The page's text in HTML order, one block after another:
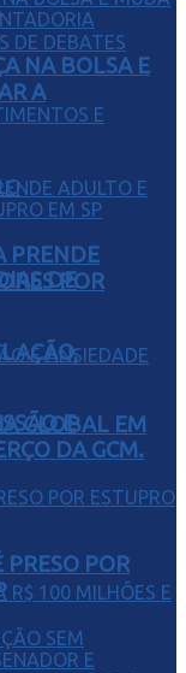
DE
GLOBAL EM
NA BOLSA E
A
PRENDE
POR
E
DA GCM.
PRESO POR